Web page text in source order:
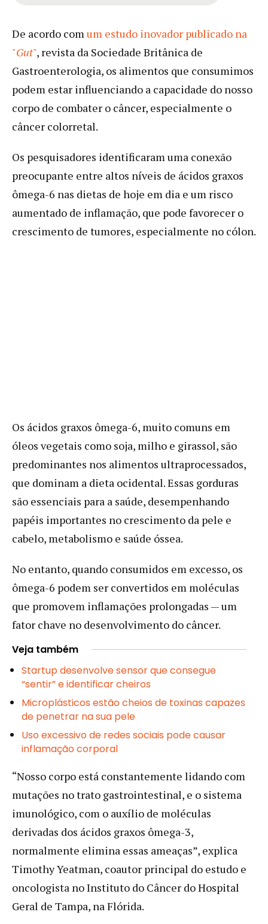
De acordo comum estudo inovador publicado na
"Gut", revista da Sociedade Britânica de
Gastroenterologia, os alimentos que consumimos
podem estar influenciando a capacidade do nosso
corpo de combater o câncer, especialmente o
câncer colorretal.
Os pesquisadores identificaram uma conexão
preocupante entre altos níveis de ácidos graxos
ômega-6 nas dietas de hoje em dia e um risco
aumentado de inflamação, que pode favorecer o
crescimento de tumores, especialmente no cólon.
Os ácidos graxos ômega-6, muito comuns em
óleos vegetais como soja, milho e girassol, são
predominantes nos alimentos ultraprocessados,
que dominam a dieta ocidental. Essas gorduras
são essenciais para a saúde, desempenhando
papéis importantes no crescimento da pele e
cabelo, metabolismo e saúde óssea.
No entanto, quando consumidos em excesso, os
ômega-6 podem ser convertidos em moléculas
que promovem inflamações prolongadas — um
fator chave no desenvolvimento do câncer.
Veja também
Startup desenvolve sensor que consegue
“sentir” e identificar cheiros
Microplásticos estão cheios de toxinas capazes
de penetrar na sua pele
Uso excessivo de redes sociais pode causar
inflamação corporal
“Nosso corpo está constantemente lidando com
mutações no trato gastrointestinal, e o sistema
imunológico, com o auxílio de moléculas
derivadas dos ácidos graxos ômega-3,
normalmente elimina essas ameaças”, explica
Timothy Yeatman, coautor principal do estudo e
oncologista no Instituto do Câncer do Hospital
Geral de Tampa, na Flórida.